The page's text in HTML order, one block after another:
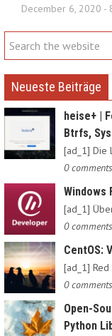
December 6, 2020 -
Neueste Beiträge
heise+ |
Btrfs,
0 comments
Windows
0 comments
CentOS:
0 comments
Open-
Python